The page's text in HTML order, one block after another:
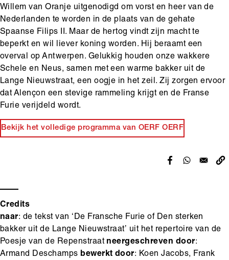
Willem van Oranje uitgenodigd om vorst en heer van de
Nederlanden te worden in de plaats van de gehate
Spaanse Filips II. Maar de hertog vindt zijn macht te
beperkt en wil liever koning worden. Hij beraamt een
overval op Antwerpen. Gelukkig houden onze wakkere
Schele en Neus, samen met een warme bakker uit de
Lange Nieuwstraat, een oogje in het zeil. Zij zorgen ervoor
dat Alençon een stevige rammeling krijgt en de Franse
Furie verijdeld wordt.
Bekijk het volledige programma van OERF OERF
Credits
naar: de tekst van ‘De Fransche Furie of Den sterken
bakker uit de Lange Nieuwstraat’ uit het repertoire van de
Poesje van de Repenstraat neergeschreven door:
Armand Deschamps bewerkt door: Koen Jacobs, Frank